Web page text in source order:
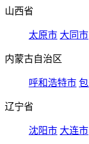
山西省
太原市 大同市
内蒙古自治区
呼和浩特市
辽宁省
沈阳市 大连市